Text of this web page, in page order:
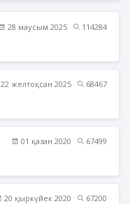
28 маусым 2025
114284
22 желтоқсан 2025
68467
01 қазан 2020
67499
20 қыркүйек 2020
67200